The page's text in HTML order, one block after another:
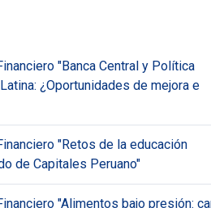
"Banca Central y Política
¿Oportunidades de mejora e
"Retos de la educación
de Capitales Peruano"
"Alimentos bajo presión: